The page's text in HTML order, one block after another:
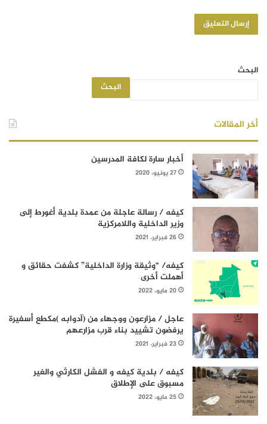
البحث
البحث
أخر المقالات
أخبار سارة لكافة المدرسين
27 يونيو، 2020
كيفه / رسالة عاجلة من عمدة بلدية أغورط إلى
وزير الداخلية واللامركزية
26 فبراير، 2021
كيفه/ “وثيقة وزارة الداخلية” كشفت حقائق و
أهملت أخرى
20 مايو، 2022
عاجل / مزارعون ووجهاء من (آدوابه )مكطع أسفيرة
يرفضون تشييد بناء قرب مزارعهم
23 فبراير، 2021
كيفه / بلدية كيفه و الفشل الكارثي والغير
مسبوق على الإطلاق
25 مايو، 2022